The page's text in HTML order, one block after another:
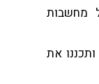
מחשבות
את